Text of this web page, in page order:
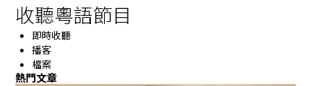
收聽粵語節目
即時收聽
播客
檔案
熱門文章